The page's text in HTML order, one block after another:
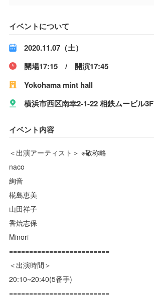
イベントについて
2020.11.07（土）
開場17:15 / 開演17:45
Yokohama mint hall
横浜市西区南幸2-1-22 相鉄ムービル3F
イベント内容
＜出演アーティスト＞ ※敬称略
naco
絢音
椛島恵美
山田祥子
香焼志保
Minori
=========================
＜出演時間＞
20:10~20:40(5番手)
=========================